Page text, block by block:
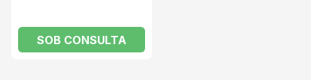
SOB CONSULTA